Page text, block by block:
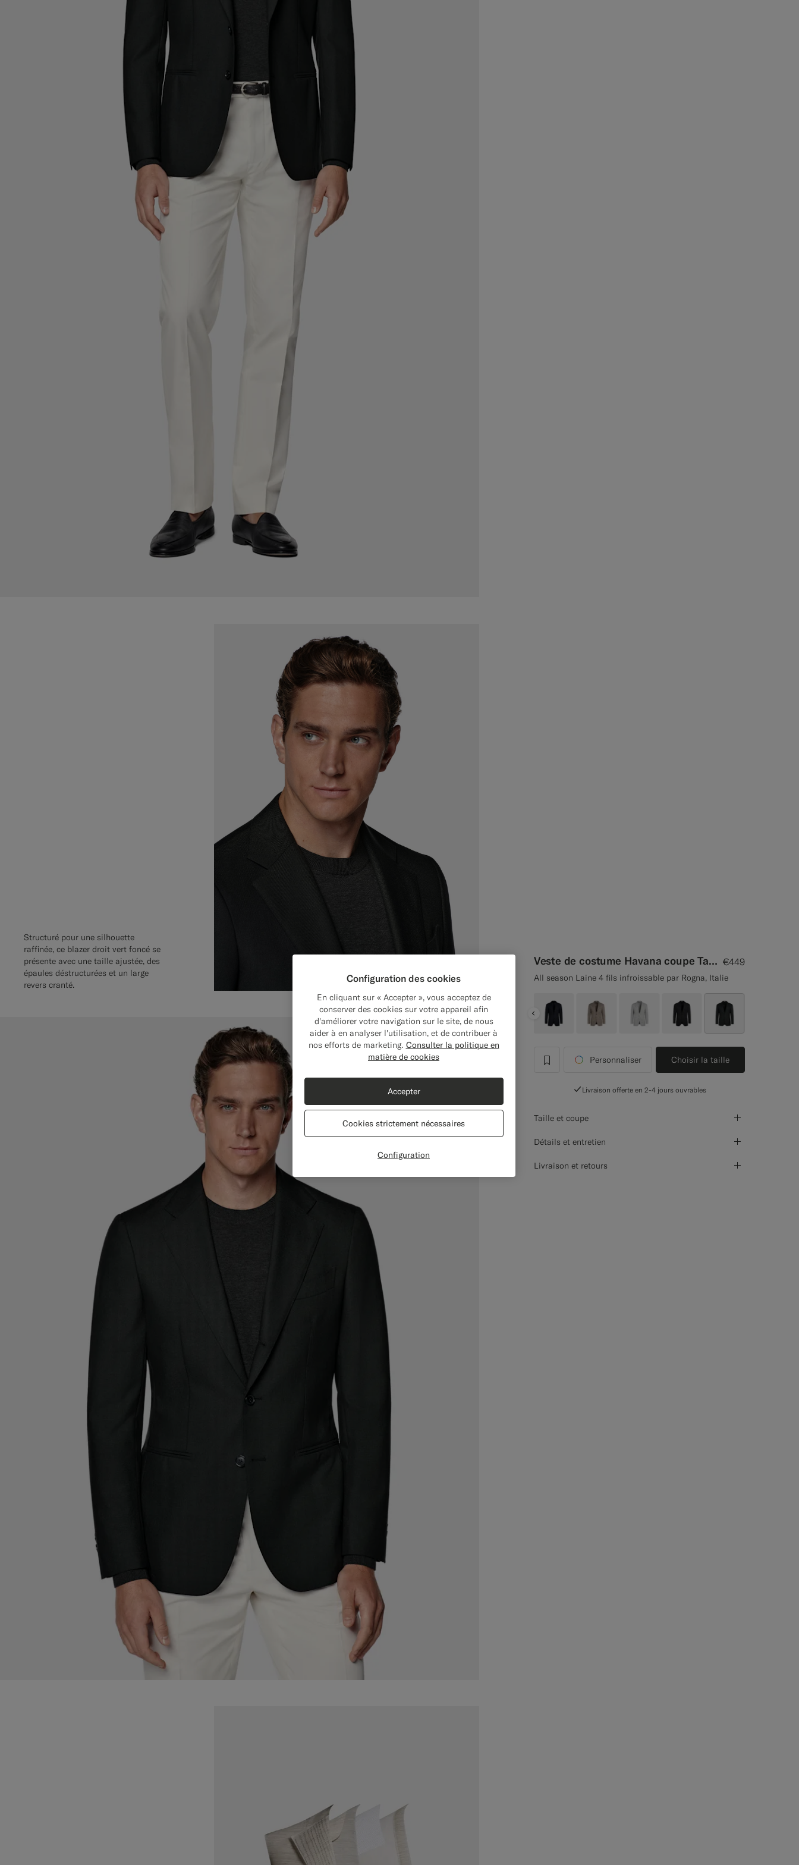
Veste de costume Havana coupe Tailored vert foncé €449
All season Laine 4 fils infroissable par Rogna, Italie
Previous
label.header.wishlist
Personnaliser Choisir la taille
Livraison offerte en 2-4 jours ouvrables
Taille et coupe
Détails et entretien
Livraison et retours
Structuré pour une silhouette
raffinée, ce blazer droit vert foncé se
présente avec une taille ajustée, des
épaules déstructurées et un large
revers cranté.
Configuration des cookies
En cliquant sur « Accepter », vous acceptez de
conserver des cookies sur votre appareil afin
d'améliorer votre navigation sur le site, de nous
aider à en analyser l'utilisation, et de contribuer à
nos efforts de marketing. Consulter la politique en
matière de cookies
Configuration
Cookies strictement nécessaires
Accepter